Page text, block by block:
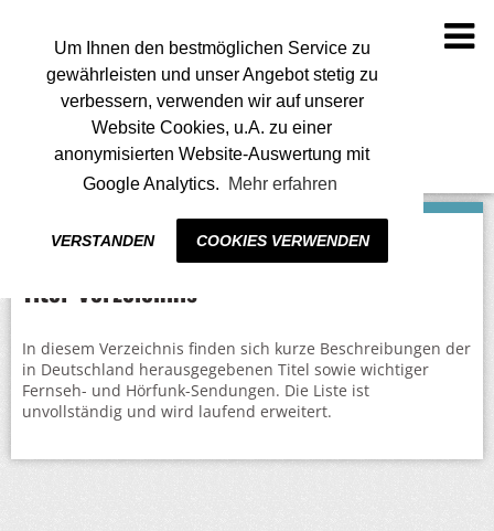
Um Ihnen den bestmöglichen Service zu
gewährleisten und unser Angebot stetig zu
verbessern, verwenden wir auf unserer
Website Cookies, u.A. zu einer
anonymisierten Website-Auswertung mit
Google Analytics.
Mehr erfahren
VERSTANDEN COOKIES VERWENDEN
Titel-Verzeichnis
In diesem Verzeichnis finden sich kurze Beschreibungen der
in Deutschland herausgegebenen Titel sowie wichtiger
Fernseh- und Hörfunk-Sendungen. Die Liste ist
unvollständig und wird laufend erweitert.